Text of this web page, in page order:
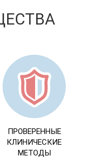
ПРОВЕРЕННЫЕ
КЛИНИЧЕСКИЕ
МЕТОДЫ